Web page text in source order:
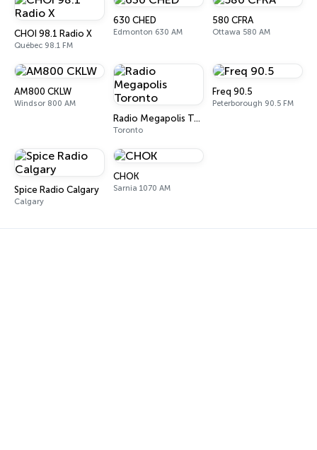
CHOI 98.1 Radio X
Québec 98.1 FM
630 CHED
Edmonton 630 AM
580 CFRA
Ottawa 580 AM
AM800 CKLW
Windsor 800 AM
Radio Megapolis Toronto
Toronto
Freq 90.5
Peterborough 90.5 FM
Spice Radio Calgary
Calgary
CHOK
Sarnia 1070 AM